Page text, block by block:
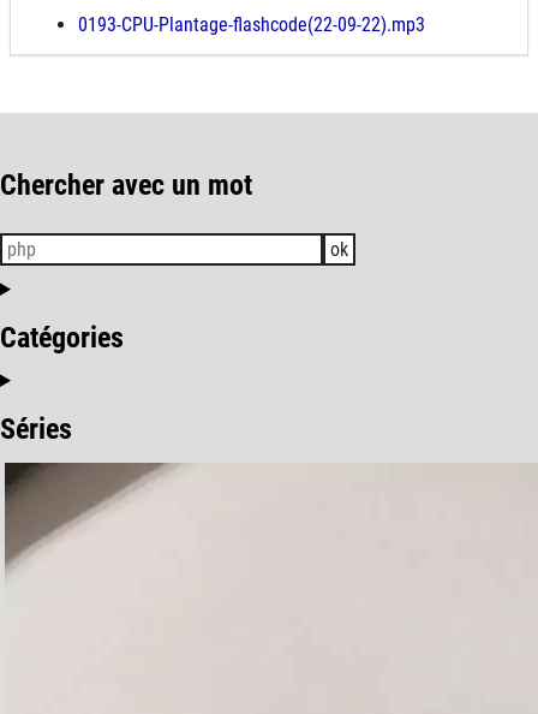
0193-CPU-Plantage-flashcode(22-09-22).mp3
Chercher avec un mot
ok
Catégories
Séries